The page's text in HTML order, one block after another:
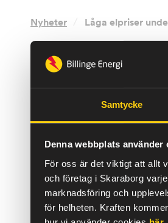
Samtycke
Denna webbplats använder
För oss är det viktigt att allt
och företag i Skaraborg
marknadsföring och
för helheten. Kraften
Nyheter Låga elpriser
Efter en julimånad
augusti på ungefär
Augustis lägsta
stora skador på
Augusti var en blåsig och
med riklig nederbörd har
och vinter. Eftersom den
det nordiska
vintern.